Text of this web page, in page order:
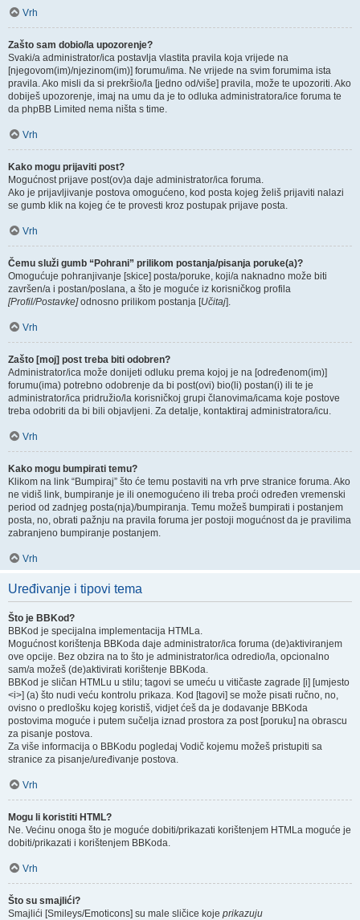
Vrh
Zašto sam dobio/la upozorenje?
Svaki/a administrator/ica postavlja vlastita pravila koja vrijede na
[njegovom(im)/njezinom(im)] forumu/ima. Ne vrijede na svim forumima ista
pravila. Ako misli da si prekršio/la [jedno od/više] pravila, može te upozoriti. Ako
dobiješ upozorenje, imaj na umu da je to odluka administratora/ice foruma te
da phpBB Limited nema ništa s time.
Vrh
Kako mogu prijaviti post?
Mogućnost prijave post(ov)a daje administrator/ica foruma.
Ako je prijavljivanje postova omogućeno, kod posta kojeg želiš prijaviti nalazi
se gumb klik na kojeg će te provesti kroz postupak prijave posta.
Vrh
Čemu služi gumb “Pohrani” prilikom postanja/pisanja poruke(a)?
Omogućuje pohranjivanje [skice] posta/poruke, koji/a naknadno može biti
završen/a i postan/poslana, a što je moguće iz korisničkog profila
[Profil/Postavke]odnosno prilikom postanja [Učitaj].
Vrh
Zašto [moj] post treba biti odobren?
Administrator/ica može donijeti odluku prema kojoj je na [određenom(im)]
forumu(ima) potrebno odobrenje da bi post(ovi) bio(li) postan(i) ili te je
administrator/ica pridružio/la korisničkoj grupi članovima/icama koje postove
treba odobriti da bi bili objavljeni. Za detalje, kontaktiraj administratora/icu.
Vrh
Kako mogu bumpirati temu?
Klikom na link “Bumpiraj” što će temu postaviti na vrh prve stranice foruma. Ako
ne vidiš link, bumpiranje je ili onemogućeno ili treba proći određen vremenski
period od zadnjeg posta(nja)/bumpiranja. Temu možeš bumpirati i postanjem
posta, no, obrati pažnju na pravila foruma jer postoji mogućnost da je pravilima
zabranjeno bumpiranje postanjem.
Vrh
Uređivanje i tipovi tema
Što je BBKod?
BBKod je specijalna implementacija HTMLa.
Mogućnost korištenja BBKoda daje administrator/ica foruma (de)aktiviranjem
ove opcije. Bez obzira na to što je administrator/ica odredio/la, opcionalno
sam/a možeš (de)aktivirati korištenje BBKoda.
BBKod je sličan HTMLu u stilu; tagovi se umeću u vitičaste zagrade [i] [umjesto
<i>] (a) što nudi veću kontrolu prikaza. Kod [tagovi] se može pisati ručno, no,
ovisno o predlošku kojeg koristiš, vidjet ćeš da je dodavanje BBKoda
postovima moguće i putem sučelja iznad prostora za post [poruku] na obrascu
za pisanje postova.
Za više informacija o BBKodu pogledaj Vodič kojemu možeš pristupiti sa
stranice za pisanje/uređivanje postova.
Vrh
Mogu li koristiti HTML?
Ne. Većinu onoga što je moguće dobiti/prikazati korištenjem HTMLa moguće je
dobiti/prikazati i korištenjem BBKoda.
Vrh
Što su smajlići?
Smajlići [Smileys/Emoticons] su male sličice koje prikazuju